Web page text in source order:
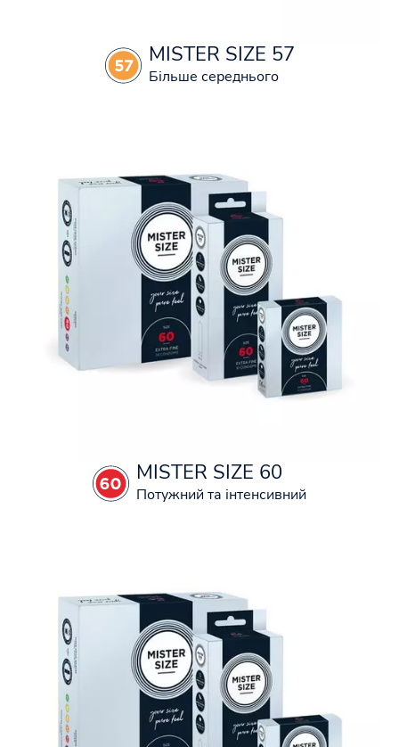
MISTER SIZE 57
Більше середнього
MISTER SIZE 60
Потужний та інтенсивний